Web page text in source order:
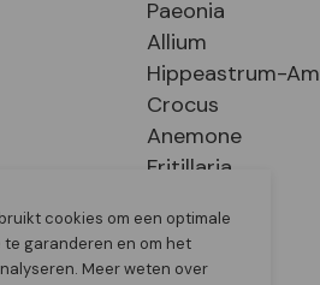
Paeonia
Allium
Hippeastrum-
Crocus
Anemone
Fritillaria
cookies om een optimale
garanderen en om het
Meer weten over